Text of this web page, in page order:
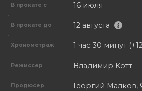
В прокате с 16 июля
В прокате до 12 августа
Хронометраж 1 час 30 минут
Режиссер Владимир Котт
Продюсер
Георгий